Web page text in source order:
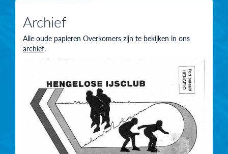
Archief
Alle oude papieren Overkomers zijn te bekijken in ons
archief.